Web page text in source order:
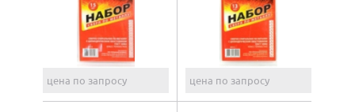
цена по запросу цена по запросу